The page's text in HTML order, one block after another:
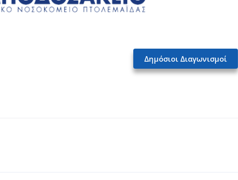
Δημόσιοι Διαγωνισμοί